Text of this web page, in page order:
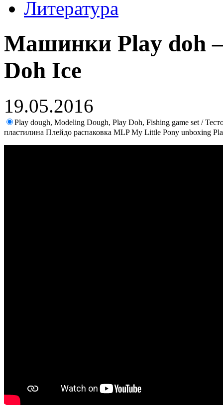
Литература
Машинки Play doh
Doh Ice
19.05.2016
Play dough, Modeling Dough, Play Doh, Fishing game set /
пластилина Плейдо распаковка MLP My Little Pony unboxing